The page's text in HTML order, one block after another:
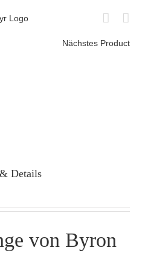
Nächstes Product
Details
von Byron